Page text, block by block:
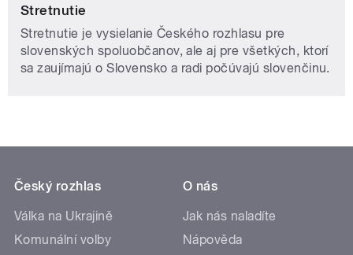
Stretnutie
Stretnutie je vysielanie Českého rozhlasu pre
slovenských spoluobčanov, ale aj pre všetkých, ktorí
sa zaujímajú o Slovensko a radi počúvajú slovenčinu.
Český rozhlas
Válka na Ukrajině
Komunální volby
O nás
Jak nás naladíte
Nápověda